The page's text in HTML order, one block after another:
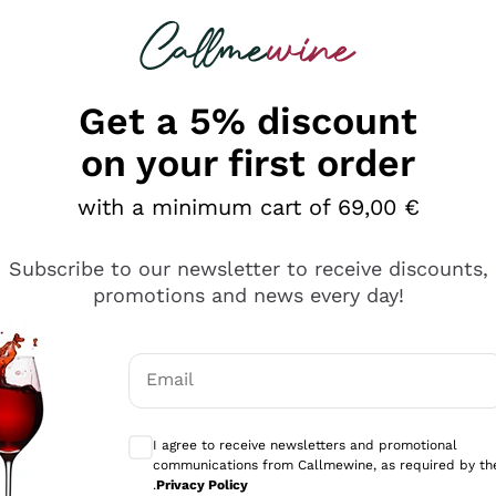
looking for
è male ma secondo me ci sono alternative che
Get a 5% discount
on your first order
with a minimum cart of 69,00 €
Subscribe to our newsletter to receive discounts,
promotions and news every day!
Email
I agree to receive newsletters and promotional
communications from Callmewine, as required by
.Privacy Policy